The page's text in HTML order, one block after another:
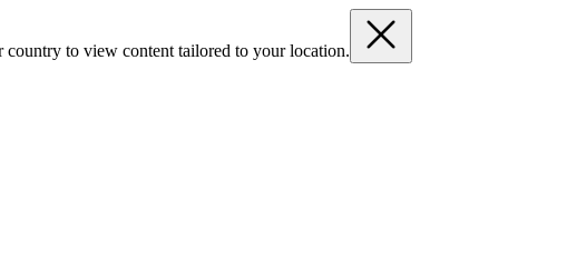
country to view content tailored to your location.